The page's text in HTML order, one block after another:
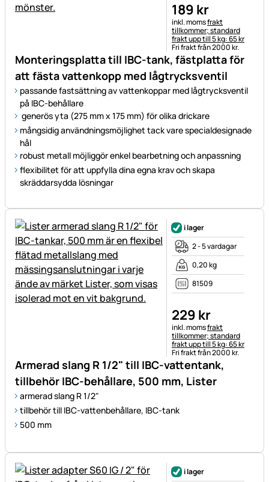
Monteringsplatta till IBC-tank, fästplatta för
att fästa vattenkopp med lågtrycksventil
passande fastsättning av vattenkoppar med lågtrycksventil
på IBC-behållare
generös yta (275 mm x 175 mm) för olika drickare
mångsidig användningsmöjlighet tack vare specialdesignade
hål
robust metall möjliggör enkel bearbetning och anpassning
flexibilitet för att uppfylla dina egna krav och skapa
skräddarsydda lösningar
189 kr
Skatteinformation:
inkl. momsfrakt
tillkommer; standard
frakt upp till 5 kg: 65 kr
Fri frakt från 2000 kr.
Armerad slang R 1/2" till IBC-vattentank,
tillbehör IBC-behållare, 500 mm, Lister
armerad slang R 1/2"
tillbehör till IBC-vattenbehållare, IBC-tank
500 mm
i lager
2 - 5 vardagar
0,20 kg
81509
229 kr
Skatteinformation:
inkl. momsfrakt
tillkommer; standard
frakt upp till 5 kg: 65 kr
Fri frakt från 2000 kr.
i lager